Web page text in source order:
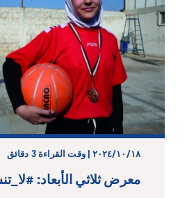
١٨‏/١٠‏/٢٠٢٤ | وقت القراءة 3 دقائق
معرض ثلاثي الأبعاد: